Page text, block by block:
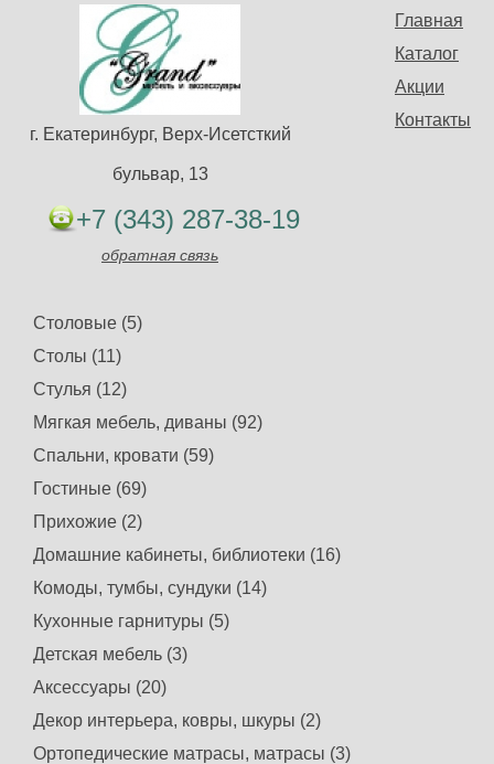
Главная
Каталог
Акции
Контакты
г. Екатеринбург, Верх-Исетсткий
бульвар, 13
+7 (343) 287-38-19
обратная связь
Столовые (5)
Столы (11)
Стулья (12)
Мягкая мебель, диваны (92)
Спальни, кровати (59)
Гостиные (69)
Прихожие (2)
Домашние кабинеты, библиотеки (16)
Комоды, тумбы, сундуки (14)
Кухонные гарнитуры (5)
Детская мебель (3)
Аксессуары (20)
Декор интерьера, ковры, шкуры (2)
Ортопедические матрасы, матрасы (3)